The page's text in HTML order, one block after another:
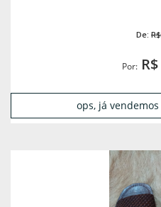
De:
Por:R$
ops, já